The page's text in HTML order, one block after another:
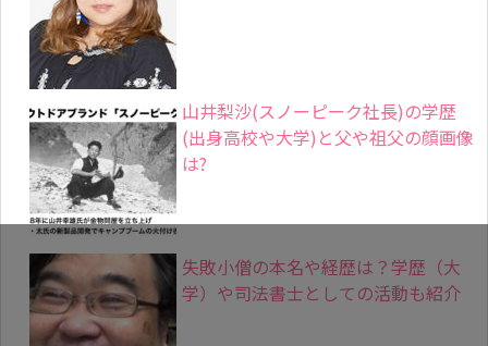
中森明菜の今現在の姿や仕事はある?
結婚や家族はいてる?
カテゴリー